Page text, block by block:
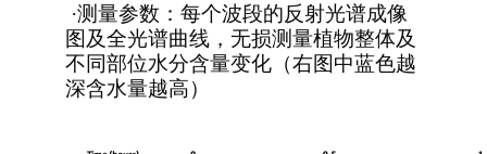
·测量参数：每个波段的反射光谱成像
图及全光谱曲线，无损测量植物整体及
不同部位水分含量变化（右图中蓝色越
深含水量越高）